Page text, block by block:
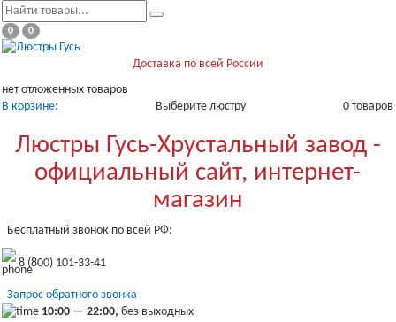
0 0
Доставка по всей России
нет отложенных товаров
В корзине:
0 товаров
Выберите люстру
Люстры Гусь-Хрустальный завод -
официальный сайт, интернет-
магазин
Бесплатный звонок по всей РФ:
8 (800) 101-33-41
Запрос обратного звонка
10:00 — 22:00, без выходных